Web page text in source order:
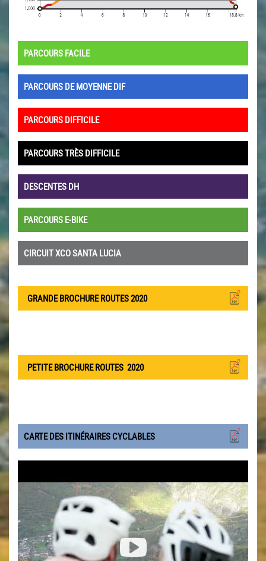
PARCOURS FACILE
PARCOURS DE MOYENNE DIF
PARCOURS DIFFICILE
PARCOURS TRÈS DIFFICILE
DESCENTES DH
PARCOURS E-BIKE
CIRCUIT XCO SANTA LUCIA
GRANDE BROCHURE ROUTES 2020
PETITE BROCHURE ROUTES 2020
CARTE DES ITINÉRAIRES CYCLABLES